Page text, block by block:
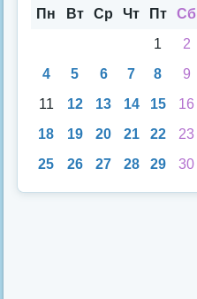
Пн Вт Ср Чт Пт Сб
1
2
4
5 6 7 8 9
11
12 13 14 15 16
18
19 20 21 22 23
25
26 27 28 29 30